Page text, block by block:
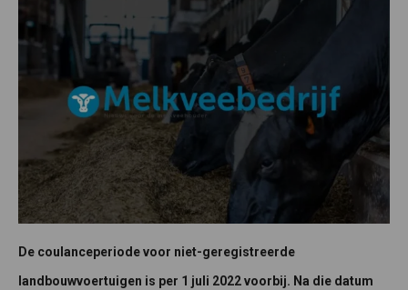
De coulanceperiode voor niet-geregistreerde
landbouwvoertuigen is per 1 juli 2022 voorbij. Na die datum